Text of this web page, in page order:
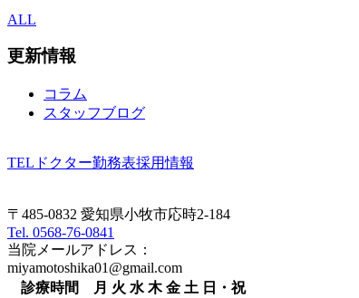
ALL
更新情報
コラム
スタッフブログ
TEL ドクター勤務表採用情報
〒485-0832 愛知県小牧市応時2-184
Tel. 0568-76-0841
当院メールアドレス：
miyamotoshika01@gmail.com
診療時間
月 火 水 木 金 土 日・祝